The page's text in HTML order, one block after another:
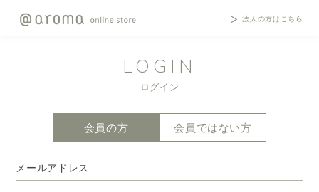
法人の方はこちら
LOGIN
ログイン
会員の方 会員ではない方
メールアドレス